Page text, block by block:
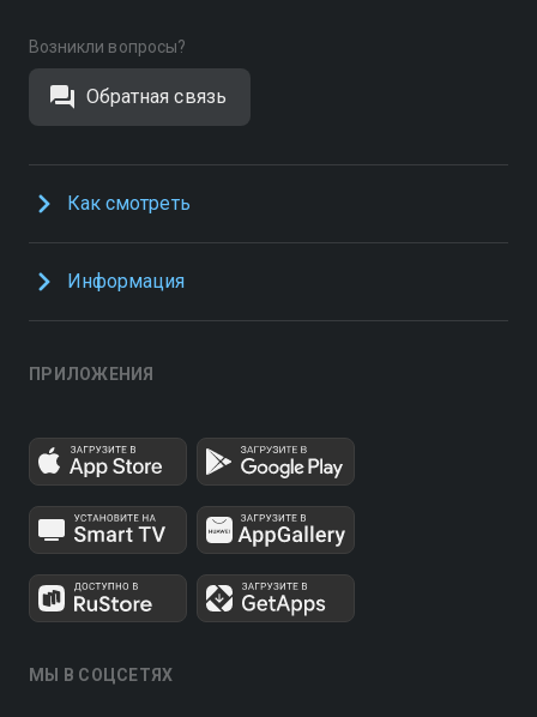
Возникли вопросы?
Обратная связь
Как смотреть
Информация
ПРИЛОЖЕНИЯ
МЫ В СОЦСЕТЯХ